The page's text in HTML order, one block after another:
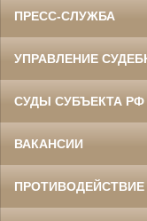
ПРЕСС-СЛУЖБА
УПРАВЛЕНИЕ
СУДЫ СУБЪЕКТА РФ
ВАКАНСИИ
ПРОТИВОДЕЙСТВИЕ